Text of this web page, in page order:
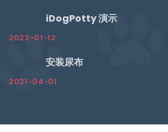
iDogPotty 演示
2022-01-12
安装尿布
2021-04-01